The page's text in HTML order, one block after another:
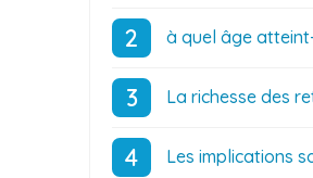
à quel âge
La richesse des
Les implications